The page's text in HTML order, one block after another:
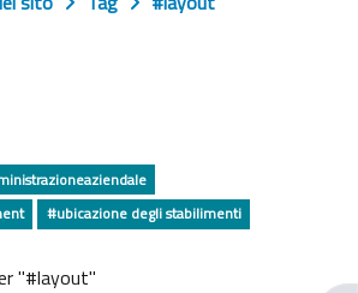
#ubicazione degli stabilimenti
"#layout"